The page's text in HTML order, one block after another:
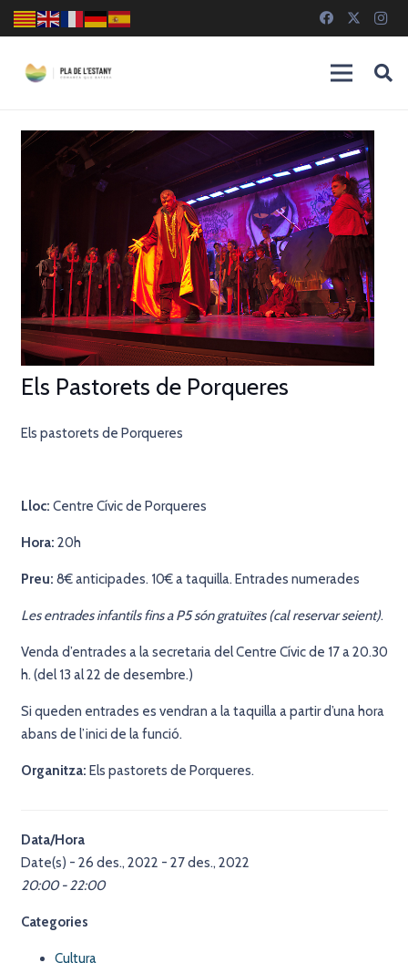
Els Pastorets de Porqueres
Els pastorets de Porqueres
Lloc: Centre Cívic de Porqueres
Hora: 20h
Preu: 8€ anticipades. 10€ a taquilla. Entrades numerades
Les entrades infantils fins a P5 són gratuïtes (cal reservar seient).
Venda d’entrades a la secretaria del Centre Cívic de 17 a 20.30
h. (del 13 al 22 de desembre.)
Si queden entrades es vendran a la taquilla a partir d’una hora
abans de l’inici de la funció.
Organitza: Els pastorets de Porqueres.
Data/Hora
Date(s) - 26 des., 2022 - 27 des., 2022
20:00 - 22:00
Categories
Cultura